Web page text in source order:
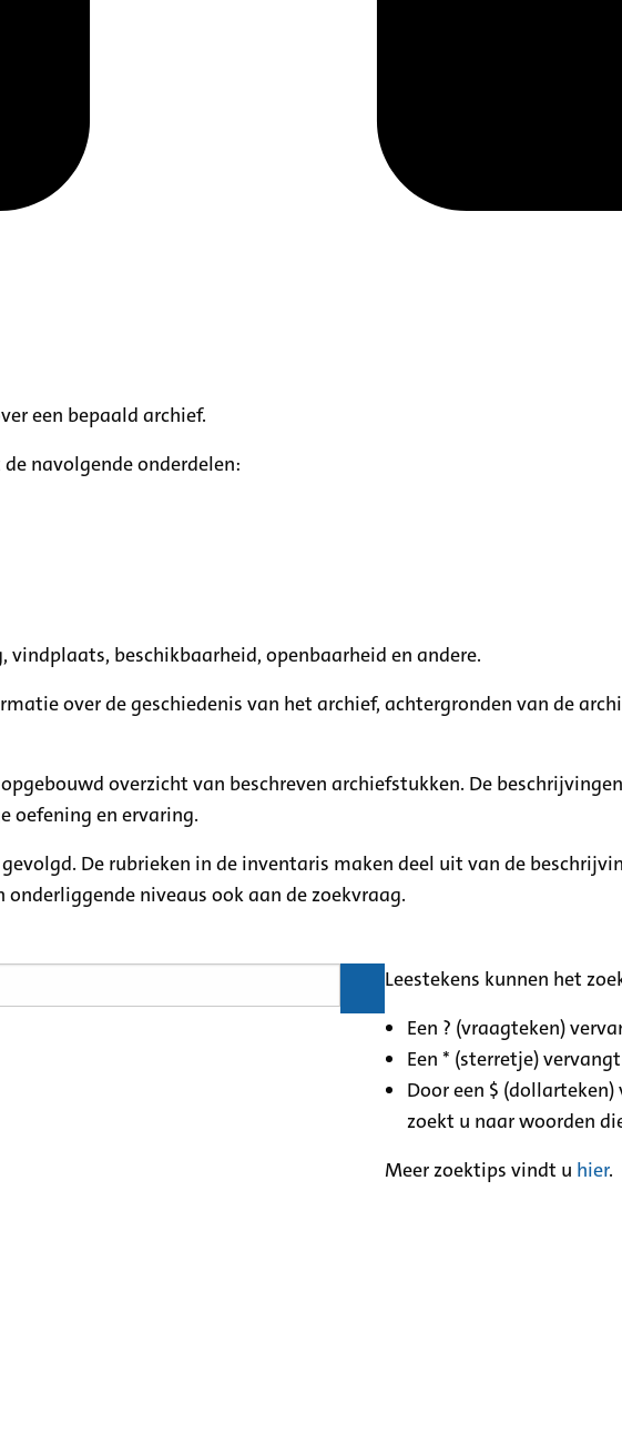
een bepaald archief.
navolgende onderdelen:
beschikbaarheid, openbaarheid en andere.
over de geschiedenis van het archief, achtergronden van de
overzicht van beschreven archiefstukken. De
oefening en ervaring.
De rubrieken in de inventaris maken deel uit van de
niveaus ook aan de zoekvraag.
Leestekens kunnen het
Een ? (vraagteken)
Een * (sterretje)
Door een $
zoekt u naar woorden
Meer zoektips vindt u hier.